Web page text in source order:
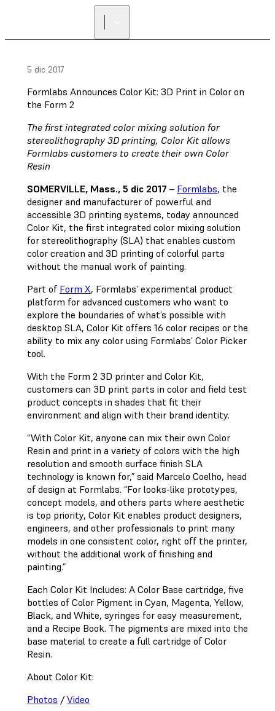
5 dic 2017
Formlabs Announces Color Kit: 3D Print in Color on
the Form 2
The first integrated color mixing solution for
stereolithography 3D printing, Color Kit allows
Formlabs customers to create their own Color
Resin
SOMERVILLE, Mass., 5 dic 2017 – Formlabs, the
designer and manufacturer of powerful and
accessible 3D printing systems, today announced
Color Kit, the first integrated color mixing solution
for stereolithography (SLA) that enables custom
color creation and 3D printing of colorful parts
without the manual work of painting.
Part of Form X, Formlabs’ experimental product
platform for advanced customers who want to
explore the boundaries of what’s possible with
desktop SLA, Color Kit offers 16 color recipes or the
ability to mix any color using Formlabs’ Color Picker
tool.
With the Form 2 3D printer and Color Kit,
customers can 3D print parts in color and field test
product concepts in shades that fit their
environment and align with their brand identity.
“With Color Kit, anyone can mix their own Color
Resin and print in a variety of colors with the high
resolution and smooth surface finish SLA
technology is known for,” said Marcelo Coelho, head
of design at Formlabs. “For looks-like prototypes,
concept models, and others parts where aesthetic
is top priority, Color Kit enables product designers,
engineers, and other professionals to print many
models in one consistent color, right off the printer,
without the additional work of finishing and
painting.”
Each Color Kit Includes: A Color Base cartridge, five
bottles of Color Pigment in Cyan, Magenta, Yellow,
Black, and White, syringes for easy measurement,
and a Recipe Book. The pigments are mixed into the
base material to create a full cartridge of Color
Resin.
About Color Kit:
Photos /Video